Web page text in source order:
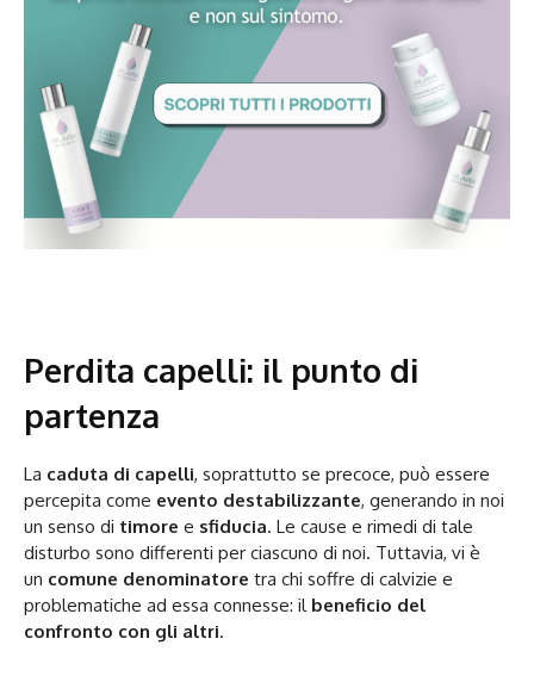
Perdita capelli: il punto di
partenza
La caduta di capelli, soprattutto se precoce, può essere
percepita come evento destabilizzante, generando in noi
un senso di timore e sfiducia. Le cause e rimedi di tale
disturbo sono differenti per ciascuno di noi. Tuttavia, vi è
un comune denominatore tra chi soffre di calvizie e
problematiche ad essa connesse: il beneficio del
confronto con gli altri.